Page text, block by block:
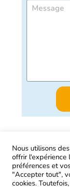
Nous utilisons
offrir l'expérience
préférences et
"Accepter tout",
cookies.